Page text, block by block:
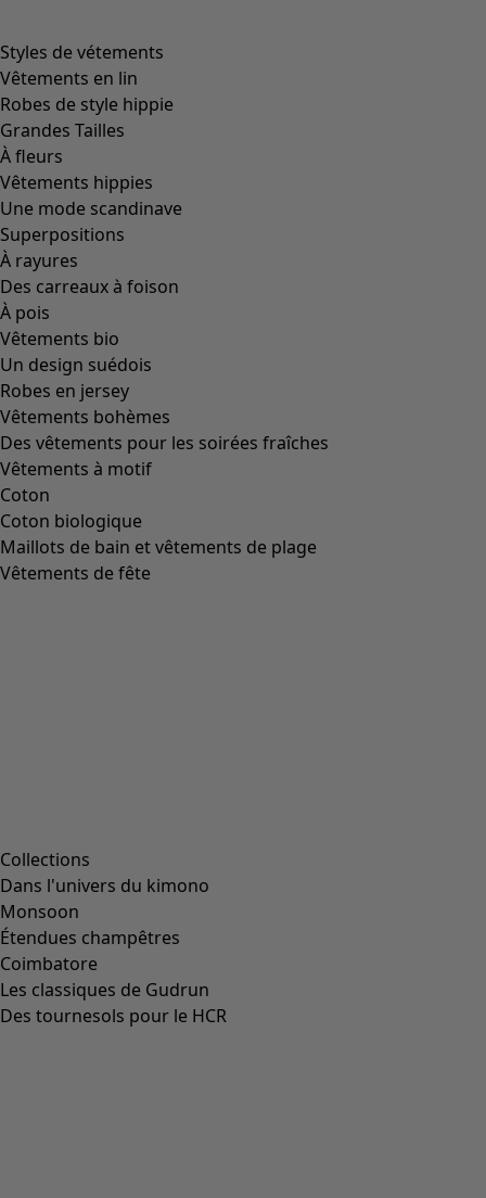
Styles de vétements
Vêtements en lin
Robes de style hippie
Grandes Tailles
À fleurs
Vêtements hippies
Une mode scandinave
Superpositions
À rayures
Des carreaux à foison
À pois
Vêtements bio
Un design suédois
Robes en jersey
Vêtements bohèmes
Des vêtements pour les soirées fraîches
Vêtements à motif
Coton
Coton biologique
Maillots de bain et vêtements de plage
Vêtements de fête
Collections
Dans l'univers du kimono
Monsoon
Étendues champêtres
Coimbatore
Les classiques de Gudrun
Des tournesols pour le HCR